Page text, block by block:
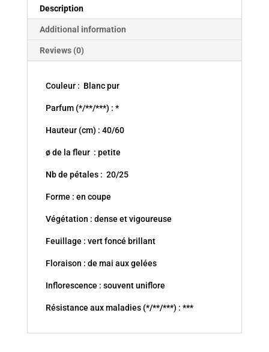
Description
Additional information
Reviews (0)
Couleur : Blanc pur
Parfum (*/**/***) : *
Hauteur (cm) : 40/60
ø de la fleur : petite
Nb de pétales : 20/25
Forme : en coupe
Végétation : dense et vigoureuse
Feuillage : vert foncé brillant
Floraison : de mai aux gelées
Inflorescence : souvent uniflore
Résistance aux maladies (*/**/***) : ***